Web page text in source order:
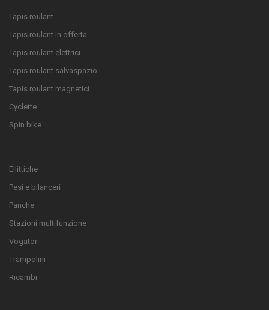
Tapis roulant
Tapis roulant in offerta
Tapis roulant elettrici
Tapis roulant salvaspazio
Tapis roulant magnetici
Cyclette
Spin bike
Ellittiche
Pesi e bilanceri
Panche
Stazioni multifunzione
Vogatori
Trampolini
Ricambi